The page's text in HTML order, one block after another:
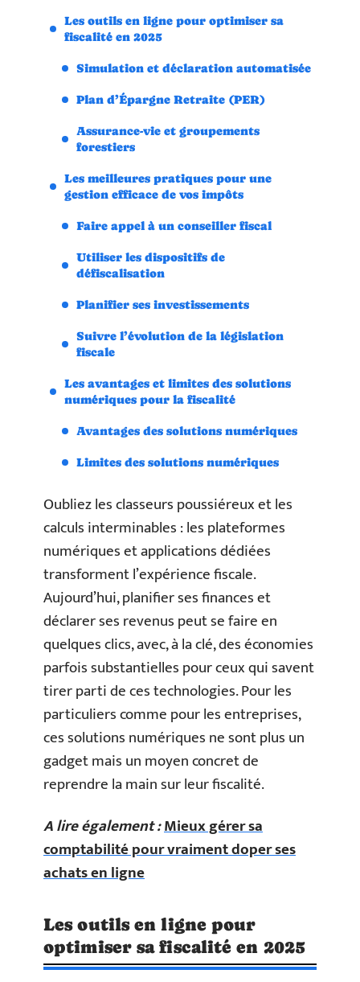
Les outils en ligne pour optimiser sa
fiscalité en 2025
Simulation et déclaration automatisée
Plan d’Épargne Retraite (PER)
Assurance-vie et groupements
forestiers
Les meilleures pratiques pour une
gestion efficace de vos impôts
Faire appel à un conseiller fiscal
Utiliser les dispositifs de
défiscalisation
Planifier ses investissements
Suivre l’évolution de la législation
fiscale
Les avantages et limites des solutions
numériques pour la fiscalité
Avantages des solutions numériques
Limites des solutions numériques
Oubliez les classeurs poussiéreux et les
calculs interminables : les plateformes
numériques et applications dédiées
transforment l’expérience fiscale.
Aujourd’hui, planifier ses finances et
déclarer ses revenus peut se faire en
quelques clics, avec, à la clé, des économies
parfois substantielles pour ceux qui savent
tirer parti de ces technologies. Pour les
particuliers comme pour les entreprises,
ces solutions numériques ne sont plus un
gadget mais un moyen concret de
reprendre la main sur leur fiscalité.
A lire également :Mieux gérer sa
comptabilité pour vraiment doper ses
achats en ligne
Les outils en ligne pour
optimiser sa fiscalité en 2025